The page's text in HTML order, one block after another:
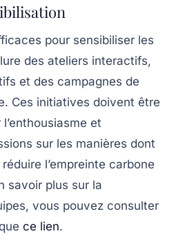
pour sensibiliser les
des ateliers interactifs,
et des campagnes de
Ces initiatives doivent être
et
sur les manières dont
l’empreinte carbone
savoir plus sur la
vous pouvez consulter
ce lien.